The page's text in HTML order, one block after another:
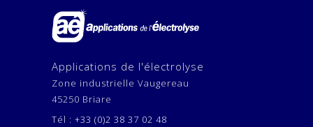
Applications de l'électrolyse
Zone industrielle Vaugereau
45250 Briare
Tél : +33 (0)2 38 37 02 48